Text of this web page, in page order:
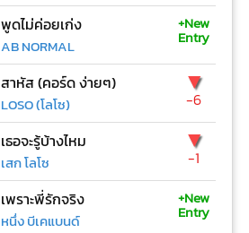
พูดไม่ค่อยเก่ง
AB NORMAL
+New
Entry
สาหัส (คอร์ด ง่ายๆ)
LOSO (โลโซ)
▼
-6
เธอจะรู้บ้างไหม
เสก โลโซ
▼
-1
เพราะพี่รักจริง
หนึ่ง บีเคแบนด์
+New
Entry